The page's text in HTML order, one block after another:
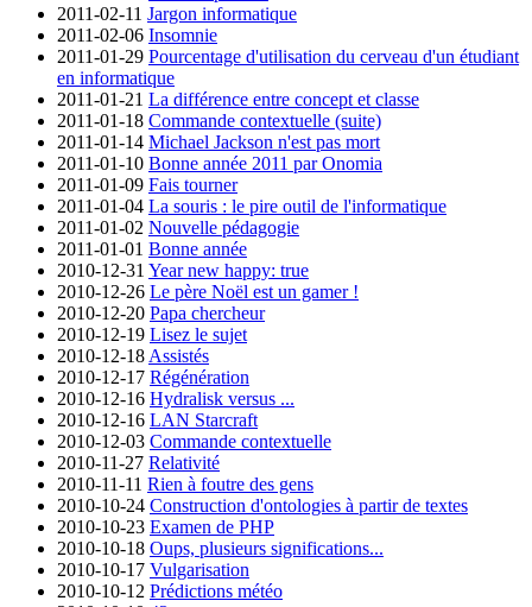
2011-02-11 Jargon informatique
2011-02-06 Insomnie
2011-01-29 Pourcentage d'utilisation du cerveau d'un étudiant
en informatique
2011-01-21 La différence entre concept et classe
2011-01-18 Commande contextuelle (suite)
2011-01-14 Michael Jackson n'est pas mort
2011-01-10 Bonne année 2011 par Onomia
2011-01-09 Fais tourner
2011-01-04 La souris : le pire outil de l'informatique
2011-01-02 Nouvelle pédagogie
2011-01-01 Bonne année
2010-12-31 Year new happy: true
2010-12-26 Le père Noël est un gamer !
2010-12-20 Papa chercheur
2010-12-19 Lisez le sujet
2010-12-18 Assistés
2010-12-17 Régénération
2010-12-16 Hydralisk versus ...
2010-12-16 LAN Starcraft
2010-12-03 Commande contextuelle
2010-11-27 Relativité
2010-11-11 Rien à foutre des gens
2010-10-24 Construction d'ontologies à partir de textes
2010-10-23 Examen de PHP
2010-10-18 Oups, plusieurs significations...
2010-10-17 Vulgarisation
2010-10-12 Prédictions météo